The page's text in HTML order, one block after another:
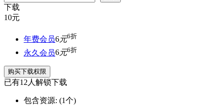
下载
10元
年费会员6元6折
永久会员6元6折
购买下载权限
已有12人解锁下载
包含资源: (1个)